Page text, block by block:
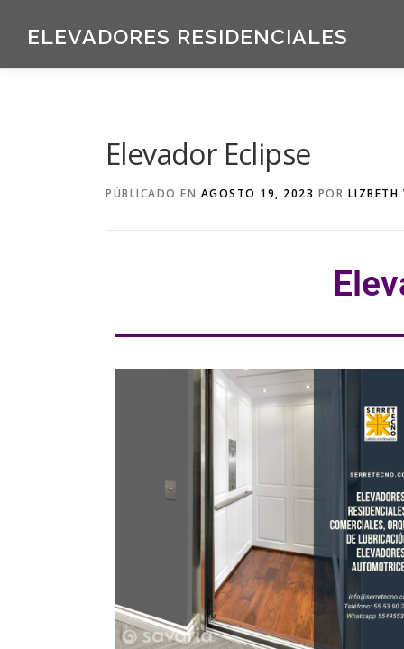
ELEVADORES RESIDENCIALES
Elevador Eclipse
PÚBLICADO EN AGOSTO 19, 2023 POR LIZBETH